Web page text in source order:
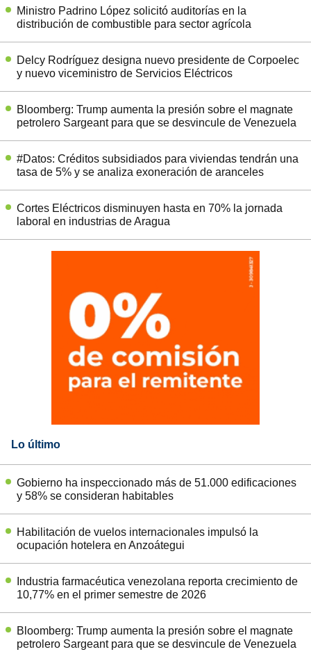
Ministro Padrino López solicitó auditorías en la
distribución de combustible para sector agrícola
Delcy Rodríguez designa nuevo presidente de Corpoelec
y nuevo viceministro de Servicios Eléctricos
Bloomberg: Trump aumenta la presión sobre el magnate
petrolero Sargeant para que se desvincule de Venezuela
#Datos: Créditos subsidiados para viviendas tendrán una
tasa de 5% y se analiza exoneración de aranceles
Cortes Eléctricos disminuyen hasta en 70% la jornada
laboral en industrias de Aragua
Lo último
Gobierno ha inspeccionado más de 51.000 edificaciones
y 58% se consideran habitables
Habilitación de vuelos internacionales impulsó la
ocupación hotelera en Anzoátegui
Industria farmacéutica venezolana reporta crecimiento de
10,77% en el primer semestre de 2026
Bloomberg: Trump aumenta la presión sobre el magnate
petrolero Sargeant para que se desvincule de Venezuela